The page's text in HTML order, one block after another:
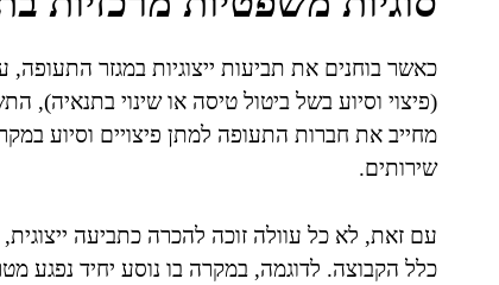
כאשר בוחנים את תביעות ייצוגיות במגזר
מחייב את חברות התעופה למתן פיצויים וסיוע
שירותים.
עם זאת, לא כל עוולה זוכה להכרה כתביעה
כלל הקבוצה. לדוגמה, במקרה בו נוסע יחיד נפגע